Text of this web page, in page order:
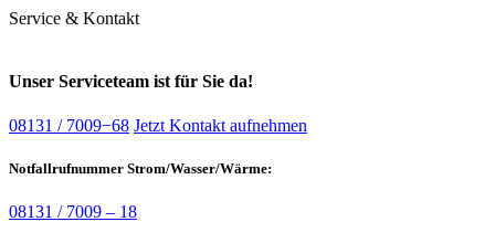
Service & Kontakt
Unser Serviceteam ist für Sie da!
08131 / 7009−68 Jetzt Kontakt aufnehmen
Notfallrufnummer Strom/Wasser/Wärme:
08131 / 7009 – 18